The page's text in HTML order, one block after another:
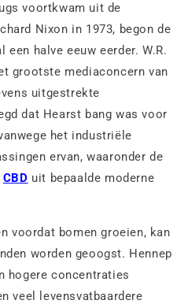
voortkwam uit de
Nixon in 1973, begon de
halve eeuw eerder. W.R.
grootste mediaconcern van
uitgestrekte
dat Hearst bang was voor
het industriële
ervan, waaronder de
CBD uit bepaalde moderne
voordat bomen groeien, kan
worden geoogst. Hennep
hogere concentraties
veel levensvatbaardere